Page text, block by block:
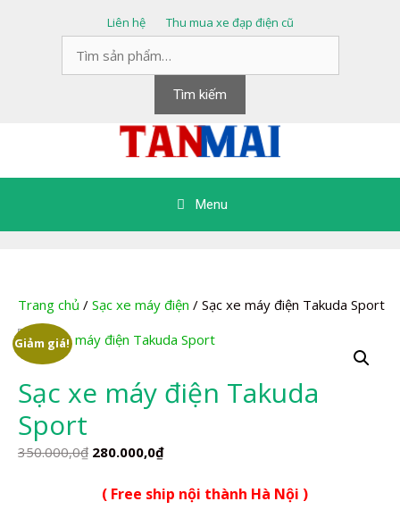
Liên hệ
Thu mua xe đạp điện cũ
kiếm:
Tìm kiếm
Menu
Trang chủ / Sạc xe máy điện / Sạc xe máy điện Takuda Sport
Giảm giá!
Sạc xe máy điện Takuda
Sport
350.000,0₫ Giá
là:
280.000,0₫Giá
tại
( Free ship nội thành Hà Nội )